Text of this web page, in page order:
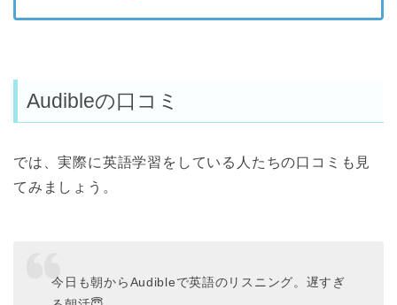
Audibleの口コミ
では、実際に英語学習をしている人たちの口コミも見
てみましょう。
今日も朝からAudibleで英語のリスニング。遅すぎ